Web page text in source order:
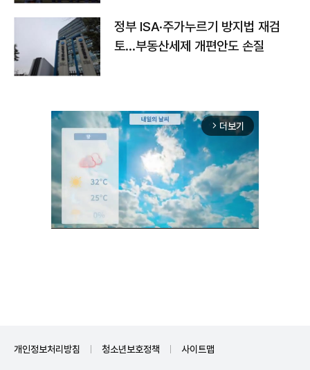
정부 ISA·주가누르기 방지법 재검
토…부동산세제 개편안도 손질
arrow_forward_ios 더보기
개인정보처리방침 청소년보호정책 사이트맵